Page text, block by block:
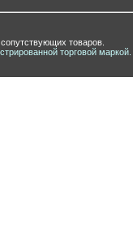
товаров.
торговой